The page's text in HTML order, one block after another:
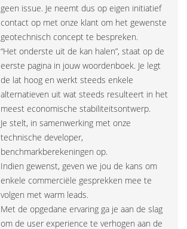
geen issue. Je neemt dus op eigen initiatief
contact op met onze klant om het gewenste
geotechnisch concept te bespreken.
“Het onderste uit de kan halen”, staat op de
eerste pagina in jouw woordenboek. Je legt
de lat hoog en werkt steeds enkele
alternatieven uit wat steeds resulteert in het
meest economische stabiliteitsontwerp.
Je stelt, in samenwerking met onze
technische developer,
benchmarkberekeningen op.
Indien gewenst, geven we jou de kans om
enkele commerciële gesprekken mee te
volgen met warm leads.
Met de opgedane ervaring ga je aan de slag
om de user experience te verhogen aan de